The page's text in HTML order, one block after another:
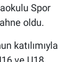
Spor
oldu.
katılımıyla